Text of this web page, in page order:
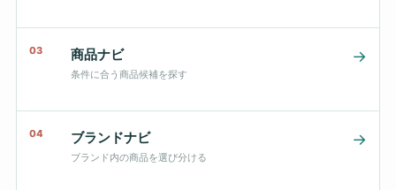
03 商品ナビ
条件に合う商品候補を探す
→
04 ブランドナビ
ブランド内の商品を選び分ける
→